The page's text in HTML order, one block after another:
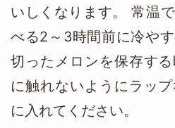
いしくなります。 常温
べる2～3時間前に冷やす
切ったメロンを保存す
に触れないようにラッ
に入れてください。